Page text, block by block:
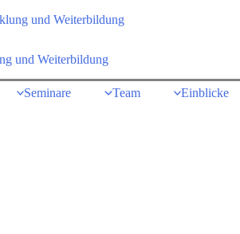
Seminare Team Einblicke